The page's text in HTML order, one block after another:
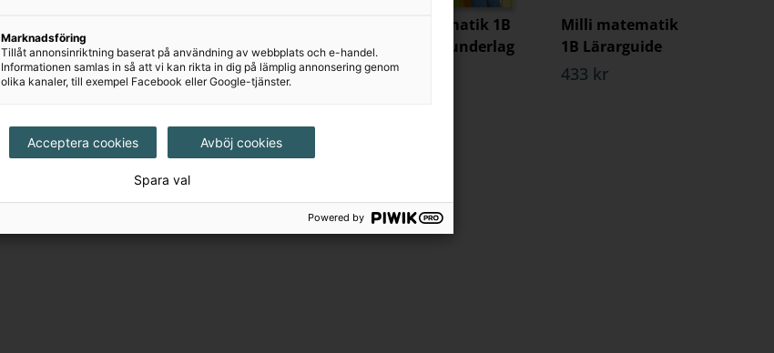
1B Elevbok
157 kr
1B Elevbok X (extra
stödjande)
157 kr
Milli matematik 1B
Kopieringsunderlag
324 kr
Milli matematik
1B Lärarguide
433 kr
Marknadsföring
Tillåt annonsinriktning baserat på användning av webbplats och e-handel.
Informationen samlas in så att vi kan rikta in dig på lämplig annonsering genom
olika kanaler, till exempel Facebook eller Google-tjänster.
Acceptera cookies Avböj cookies
Spara val
Powered by